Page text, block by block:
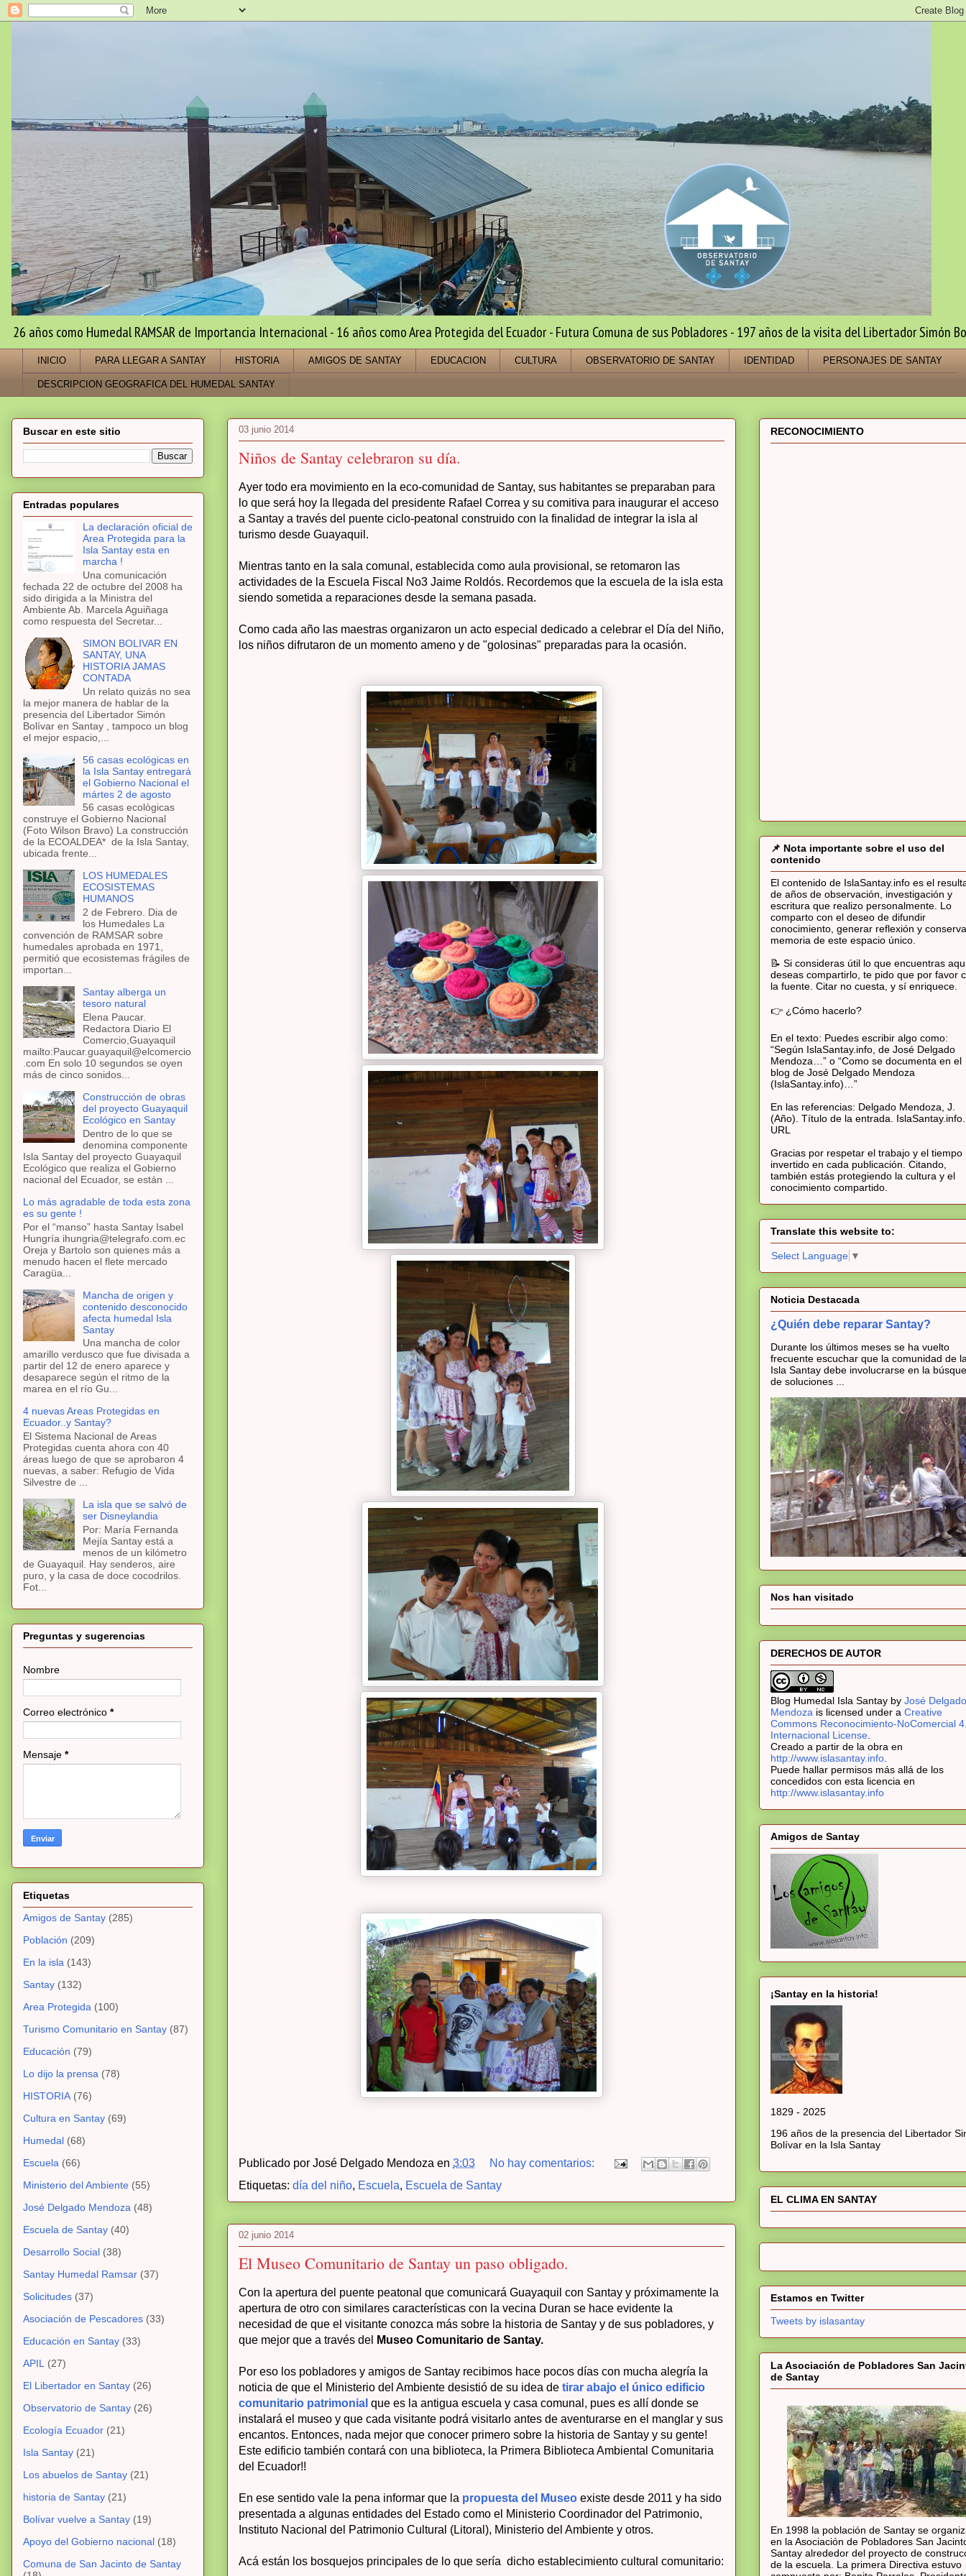
26 años como Humedal RAMSAR de Importancia Internacional - 16 años como Area Protegida del Ecuador - Futura Comuna de sus Pobladores - 197 años de la visita del Libertador Simón
INICIO PARA LLEGAR A SANTAY HISTORIA AMIGOS DE SANTAY EDUCACION CULTURA OBSERVATORIO DE SANTAY IDENTIDAD PERSONAJES DE SANTAY
DESCRIPCION GEOGRAFICA DEL HUMEDAL SANTAY
03 junio 2014
Niños de Santay celebraron su día.
Ayer todo era movimiento en la eco-comunidad de Santay, sus habitantes se preparaban para
lo que será hoy la llegada del presidente Rafael Correa y su comitiva para inaugurar el acceso
a Santay a través del puente ciclo-peatonal construido con la finalidad de integrar la isla al
turismo desde Guayaquil.
Mientras tanto en la sala comunal, establecida como aula provisional, se retomaron las
actividades de la Escuela Fiscal No3 Jaime Roldós. Recordemos que la escuela de la isla esta
siendo sometida a reparaciones desde la semana pasada.
Como cada año las maestras organizaron un acto especial dedicado a celebrar el Día del Niño,
los niños difrutaron de un momento ameno y de "golosinas" preparadas para la ocasión.
Publicado por José Delgado Mendoza en 3:03
No hay comentarios:
Etiquetas: día del niño, Escuela, Escuela de Santay
02 junio 2014
El Museo Comunitario de Santay un paso obligado.
Con la apertura del puente peatonal que comunicará Guayaquil con Santay y próximamente la
apertura de otro con similares características con la vecina Duran se hace evidente la
necesidad de que el visitante conozca más sobre la historia de Santay y de sus pobladores, y
que mejor que a través del
Museo Comunitario de Santay.
Por eso los pobladores y amigos de Santay recibimos hace pocos días con mucha alegría la
noticia de que el Ministerio del Ambiente desistió de su idea de tirar abajo el único edificio
comunitario patrimonial que es la antigua escuela y casa comunal, pues es allí donde se
instalará el museo y que cada visitante podrá visitarlo antes de aventurarse en el manglar y sus
encantos. Entonces, nada mejor que conocer primero sobre la historia de Santay y su gente!
Este edificio también contará con una biblioteca, la Primera Biblioteca Ambiental Comunitaria
del Ecuador!!
En ese sentido vale la pena informar que la propuesta del Museo existe desde 2011 y ha sido
presentada a algunas entidades del Estado como el Ministerio Coordinador del Patrimonio,
Instituto Nacional del Patrimonio Cultural (Litoral), Ministerio del Ambiente y otros.
Acá están los bosquejos principales de lo que sería dicho establecimiento cultural comunitario:
Buscar en este sitio
Entradas populares
La declaración oficial de
Area Protegida para la
Isla Santay esta en
marcha !
Una comunicación
fechada 22 de octubre del 2008 ha
sido dirigida a la Ministra del
Ambiente Ab. Marcela Aguiñaga
como respuesta del Secretar...
SIMON BOLIVAR EN
SANTAY, UNA
HISTORIA JAMAS
CONTADA
Un relato quizás no sea
la mejor manera de hablar de la
presencia del Libertador Simón
Bolívar en Santay , tampoco un blog
el mejor espacio,...
56 casas ecológicas en
la Isla Santay entregará
el Gobierno Nacional el
mártes 2 de agosto
56 casas ecològicas
construye el Gobierno Nacional
(Foto Wilson Bravo) La construcción
de la ECOALDEA* de la Isla Santay,
ubicada frente...
LOS HUMEDALES
ECOSISTEMAS
HUMANOS
2 de Febrero. Dia de
los Humedales La
convención de RAMSAR sobre
humedales aprobada en 1971,
permitió que ecosistemas frágiles de
importan...
Santay alberga un
tesoro natural
Elena Paucar.
Redactora Diario El
Comercio,Guayaquil
mailto:Paucar.guayaquil@elcomercio
.com En solo 10 segundos se oyen
más de cinco sonidos...
Construcción de obras
del proyecto Guayaquil
Ecológico en Santay
Dentro de lo que se
denomina componente
Isla Santay del proyecto Guayaquil
Ecológico que realiza el Gobierno
nacional del Ecuador, se están ...
Lo más agradable de toda esta zona
es su gente !
Por el “manso” hasta Santay Isabel
Hungría ihungria@telegrafo.com.ec
Oreja y Bartolo son quienes más a
menudo hacen el flete mercado
Caragüa...
Mancha de origen y
contenido desconocido
afecta humedal Isla
Santay
Una mancha de color
amarillo verdusco que fue divisada a
partir del 12 de enero aparece y
desaparece según el ritmo de la
marea en el río Gu...
4 nuevas Areas Protegidas en
Ecuador..y Santay?
El Sistema Nacional de Areas
Protegidas cuenta ahora con 40
áreas luego de que se aprobaron 4
nuevas, a saber: Refugio de Vida
Silvestre de ...
La isla que se salvó de
ser Disneylandia
Por: María Fernanda
Mejía Santay está a
menos de un kilómetro
de Guayaquil. Hay senderos, aire
puro, y la casa de doce cocodrilos.
Fot...
Preguntas y sugerencias
Nombre
Correo electrónico *
Mensaje *
Etiquetas
Amigos de Santay (285)
Población (209)
En la isla (143)
Santay (132)
Area Protegida (100)
Turismo Comunitario en Santay (87)
Educación (79)
Lo dijo la prensa (78)
HISTORIA (76)
Cultura en Santay (69)
Humedal (68)
Escuela (66)
Ministerio del Ambiente (55)
José Delgado Mendoza (48)
Escuela de Santay (40)
Desarrollo Social (38)
Santay Humedal Ramsar (37)
Solicitudes (37)
Asociación de Pescadores (33)
Educación en Santay (33)
APIL
(27)
El Libertador en Santay (26)
Observatorio de Santay (26)
Ecología Ecuador (21)
Isla Santay (21)
Los abuelos de Santay (21)
historia de Santay (21)
Bolívar vuelve a Santay (19)
Apoyo del Gobierno nacional (18)
Comuna de San Jacinto de Santay
RECONOCIMIENTO
📌 Nota importante sobre el uso del
contenido
El contenido de IslaSantay.info es el
de años de observación, investigación y
escritura que realizo personalmente. Lo
comparto con el deseo de difundir
conocimiento, generar reflexión y
memoria de este espacio único.
📝 Si consideras útil lo que encuentras
deseas compartirlo, te pido que por favor
la fuente. Citar no cuesta, y sí enriquece.
👉 ¿Cómo hacerlo?
En el texto: Puedes escribir algo como:
“Según IslaSantay.info, de José Delgado
Mendoza…” o “Como se documenta en el
blog de José Delgado Mendoza
(IslaSantay.info)…”
En las referencias: Delgado Mendoza, J.
(Año). Título de la entrada.
URL
Gracias por respetar el trabajo y el tiempo
invertido en cada publicación. Citando,
también estás protegiendo la cultura y el
conocimiento compartido.
Translate this website to:
Select Language ▼
Noticia Destacada
¿Quién debe reparar Santay?
Durante los últimos meses se ha vuelto
frecuente escuchar que la comunidad de
Isla Santay debe involucrarse en la
de soluciones ...
Nos han visitado
DERECHOS DE AUTOR
Blog Humedal Isla Santay by José Delgado
Mendoza is licensed under a Creative
Commons Reconocimiento-NoComercial
Internacional License
Creado a partir de la obra en
http://www.islasantay.info
Puede hallar permisos más allá de los
concedidos con esta licencia en
http://www.islasantay.info
Amigos de Santay
¡Santay en la historia!
1829 - 2025
196 años de la presencia del Libertador
Bolívar en la Isla Santay
EL CLIMA EN SANTAY
Estamos en Twitter
Tweets by islasantay
La Asociación de Pobladores San
de Santay
En 1998 la población de Santay se
en la Asociación de Pobladores San
Santay alrededor del proyecto de
de la escuela. La primera Directiva estuvo